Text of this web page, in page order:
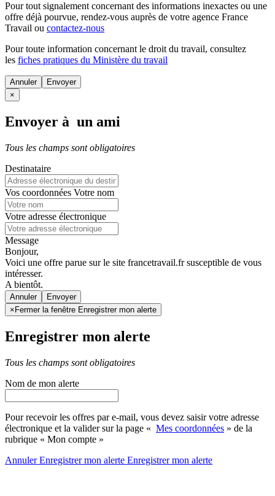
Pour tout signalement concernant des informations inexactes ou une
offre déjà pourvue, rendez-vous auprès de votre agence France
Travail ou contactez-nous
Pour toute information concernant le droit du travail, consultez
les fiches pratiques du Ministère du travail
Annuler
×
Envoyer à un ami
Tous les champs sont obligatoires
Destinataire
Vos coordonnées Votre nom
Votre adresse électronique
Message
Bonjour,
Voici une offre parue sur le site francetravail.fr susceptible de vous
intéresser.
A bientôt.
Annuler
× Fermer la fenêtre Enregistrer mon alerte
Enregistrer mon alerte
Tous les champs sont obligatoires
Nom de mon alerte
Pour recevoir les offres par e-mail, vous devez saisir votre adresse
électronique et la valider sur la page « Mes coordonnées » de la
rubrique « Mon compte »
AnnulerEnregistrer mon alerte Enregistrermon alerte